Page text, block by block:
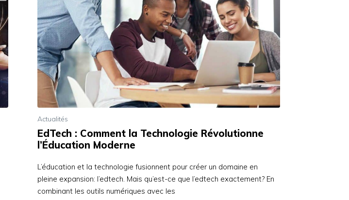
Actualités
EdTech : Comment la Technologie Révolutionne
l’Éducation Moderne
L’éducation et la technologie fusionnent pour créer un domaine en
pleine expansion: l’edtech. Mais qu’est-ce que l’edtech exactement? En
combinant les outils numériques avec les